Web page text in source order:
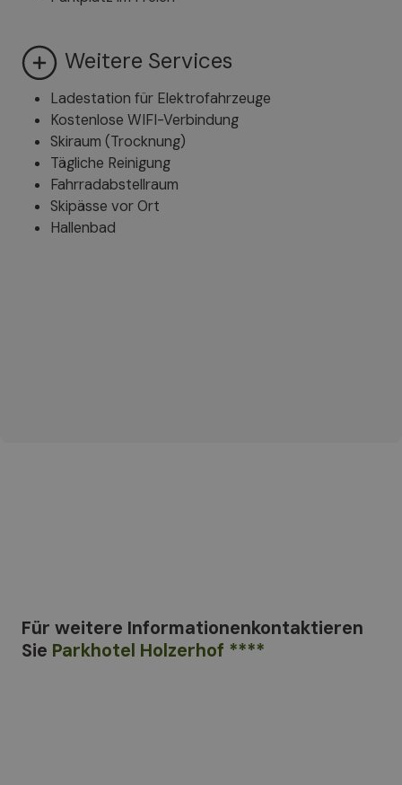
Weitere Services
Ladestation für Elektrofahrzeuge
Kostenlose WIFI-Verbindung
Skiraum (Trocknung)
Tägliche Reinigung
Fahrradabstellraum
Skipässe vor Ort
Hallenbad
Für weitere Informationenkontaktieren
Sie Parkhotel Holzerhof ****